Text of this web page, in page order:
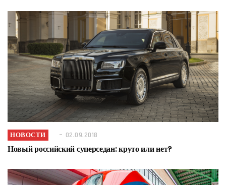
НОВОСТИ 02.09.2018
Новый российский суперседан: круто или нет?